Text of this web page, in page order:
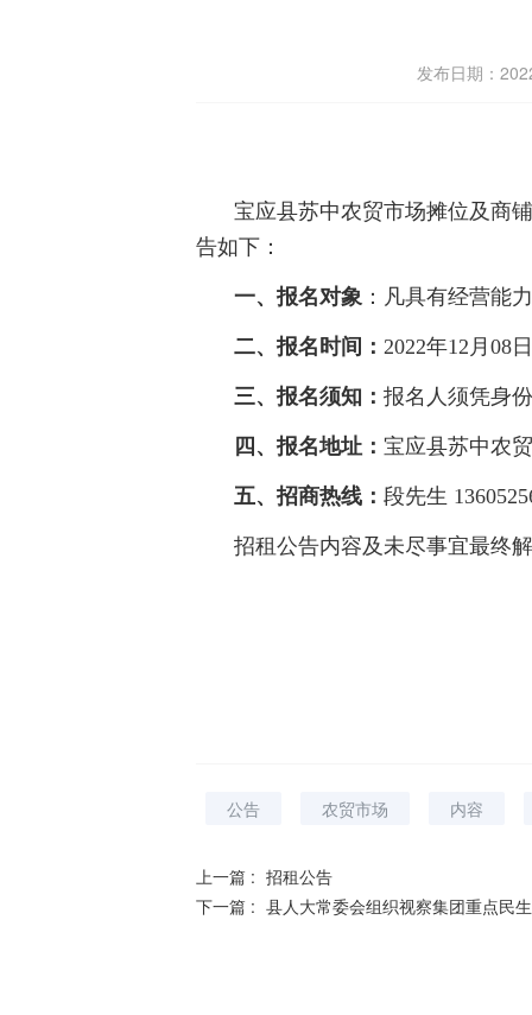
发布日期：
宝应县苏中农贸市场摊位及商
告如下：
一、报名对象 ：凡具有经营能
二、报名时间：2022年12月08
三、报名须知：报名人须凭身
四、报名地址： 宝应县苏中农
五、招商热线：段先生
招租公告内容及未尽事宜最终
公告 农贸市场 内容
上一篇 : 招租公告
下一篇 : 县人大常委会组织视察集团重点民